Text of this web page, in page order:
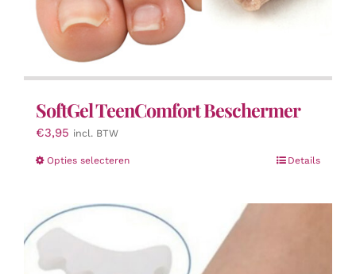
SoftGel TeenComfort Beschermer
€3,95 incl. BTW
Opties selecterenDit
meerdere
variaties.
Deze
optie
Details